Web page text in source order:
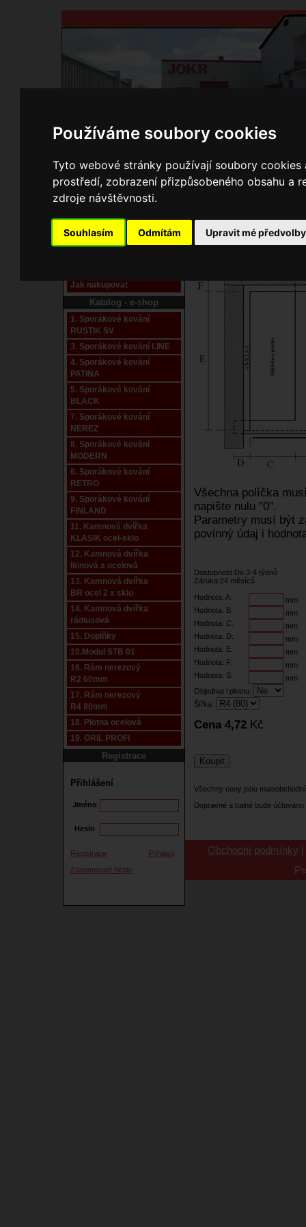
Používáme soubory cookies
Tyto webové stránky používají soubory
prostředí, zobrazení přizpůsobeného obsahu a
zdroje návštěvnosti.
Souhlasím Odmítám Upravit mé předvolby
Domů Kontakty Přihlášení Ke
Pracoviště laser
Nové pracoviště firmy
Jak nakupovat
Katalog - e-shop
1. Sporákové kování
RUSTIK SV
3. Sporákové kování LINE
4. Sporákové kování
PATINA
5. Sporákové kování
BLACK
7. Sporákové kování
NEREZ
8. Sporákové kování
MODERN
6. Sporákové kování
RETRO
9. Sporákové kování
FINLAND
11. Kamnová dvířka
KLASIK ocel-sklo
12. Kamnová dvířka
litinová a ocelová
13. Kamnová dvířka
BR ocel 2 x sklo
14. Kamnová dvířka
rádiusová
15. Doplňky
10.Modul STB 01
16. Rám nerezový
R2 60mm
17. Rám nerezový
R4 80mm
18. Plotna ocelová
19. GRIL PROFI
Registrace
Přihlášení
Jméno
Heslo
Registrace
Přihlásit
Zapomenuté heslo
E-shop JOKR
02150397
Všechna políčka
napište nulu "0".
Parametry musí být
povinný údaj i
Dostupnost:Do 3-4 týdnů
Záruka:24 měsíců
Hodnota: A:
mm
Hodnota: B:
mm
Hodnota: C:
mm
Hodnota: D:
mm
Hodnota: E:
mm
Hodnota: F:
mm
Hodnota: S:
mm
Objednat i plotnu:
Šířka:
Cena 4,72 Kč
Všechny ceny jsou
Dopravné a balné bude
Obchodní podmínky |